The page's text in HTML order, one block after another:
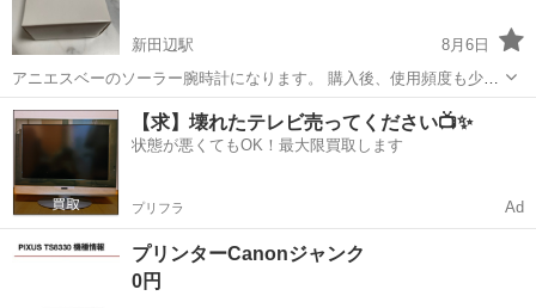
新田辺駅
8月6日
アニエスベーのソーラー腕時計になります。 購入後、使用頻度も少な
く綺麗な腕時計です。 実動です。
京都 京田辺市 新田辺駅 その他
【求】壊れたテレビ売ってください📺✨
状態が悪くてもOK！最大限買取します
プリフラ Ad
プリンターCanonジャンク
0円